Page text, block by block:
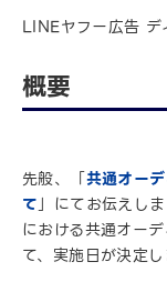
LINEヤフー広告 デ
概要
先般、「共通オー
て」にてお伝えし
における共通オー
て、実施日が決定し